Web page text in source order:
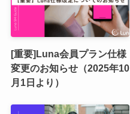
[重要]Luna会員プラン仕様
変更のお知らせ（2025年10
月1日より）